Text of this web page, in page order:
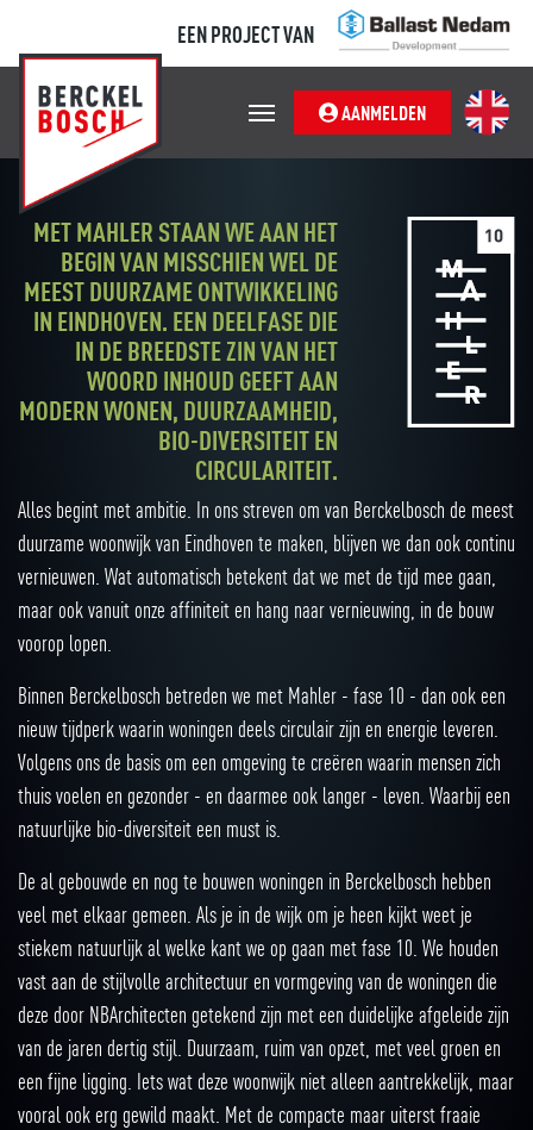
EEN PROJECT VAN
AANMELDEN
MET MAHLER STAAN WE AAN HET
BEGIN VAN MISSCHIEN WEL DE
MEEST DUURZAME ONTWIKKELING
IN EINDHOVEN. EEN DEELFASE DIE
IN DE BREEDSTE ZIN VAN HET
WOORD INHOUD GEEFT AAN
MODERN WONEN, DUURZAAMHEID,
BIO-DIVERSITEIT EN
CIRCULARITEIT.
Alles begint met ambitie. In ons streven om van Berckelbosch de meest
duurzame woonwijk van Eindhoven te maken, blijven we dan ook continu
vernieuwen. Wat automatisch betekent dat we met de tijd mee gaan,
maar ook vanuit onze affiniteit en hang naar vernieuwing, in de bouw
voorop lopen.
Binnen Berckelbosch betreden we met Mahler - fase 10 - dan ook een
nieuw tijdperk waarin woningen deels circulair zijn en energie leveren.
Volgens ons de basis om een omgeving te creëren waarin mensen zich
thuis voelen en gezonder - en daarmee ook langer - leven. Waarbij een
natuurlijke bio-diversiteit een must is.
De al gebouwde en nog te bouwen woningen in Berckelbosch hebben
veel met elkaar gemeen. Als je in de wijk om je heen kijkt weet je
stiekem natuurlijk al welke kant we op gaan met fase 10. We houden
vast aan de stijlvolle architectuur en vormgeving van de woningen die
deze door NBArchitecten getekend zijn met een duidelijke afgeleide zijn
van de jaren dertig stijl. Duurzaam, ruim van opzet, met veel groen en
een fijne ligging. Iets wat deze woonwijk niet alleen aantrekkelijk, maar
vooral ook erg gewild maakt. Met de compacte maar uiterst fraaie